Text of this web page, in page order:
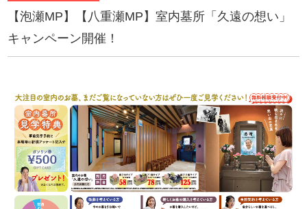
【泡瀬MP】【八重瀬MP】室内墓所「久遠の想い」
キャンペーン開催！